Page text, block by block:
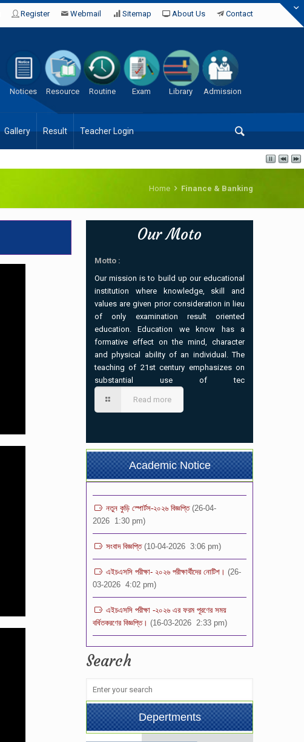
Register Webmail Sitemap About Us Contact
Gallery Result Teacher Login
Notices Resource Routine Exam Library Admission
Home Finance & Banking
Our Moto
Motto :
Our mission is to build up our educational
institution where knowledge, skill and
values are given prior consideration in lieu
of only examination result oriented
education. Education we know has a
formative effect on the mind, character
and physical ability of an individual. The
teaching of 21st century emphasizes on
substantial use of tec
Read more
Academic Notice
ভর্তি বিজ্ঞপ্তি-২০২৬ (৩য়-৯ম) শ্রেনি পর্যন্ত
2026 7:00 pm)
১০ম শ্রেণির অভিভাবক সমাবেশ এর বিজ্ঞপ্তি (04-05-
2026 8:37 am)
2026 1:30 pm)
03-2026 4:02 pm)
বর্ধিতকরণের বিজ্ঞপ্তি।
(16-03-2026 2:33 pm)
2026 11:04 pm)
ভর্তি পরীক্ষার ফলাফল -২০২৬ স্কুল শাখা (১ম-৯ম)
শিক্ষক নিয়োগ বিজ্ঞপ্তি -২০২৬ (08-03-
2026 12:00 pm)
Search
Depertments